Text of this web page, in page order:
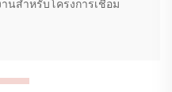
นสำหรับโครงการเชื่อม